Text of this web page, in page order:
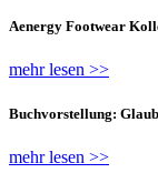
Aenergy Footwear
mehr lesen >>
Buchvorstellung:
mehr lesen >>